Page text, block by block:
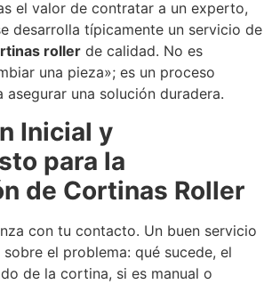
el valor de contratar a un experto,
desarrolla típicamente un servicio de
roller de calidad. No es
una pieza»; es un proceso
una solución duradera.
Inicial y
para la
de Cortinas Roller
con tu contacto. Un buen servicio
el problema: qué sucede, el
de la cortina, si es manual o